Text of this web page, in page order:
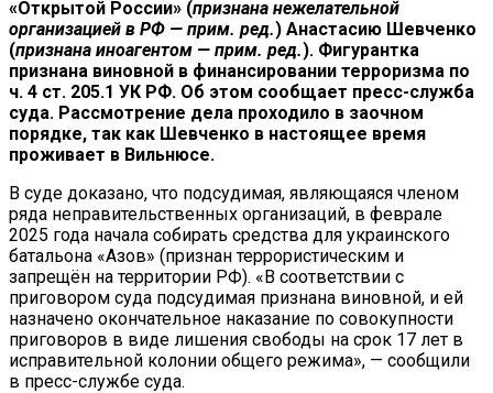
«Открытой России» (признана нежелательной
организацией в РФ — прим. ред.) Анастасию Шевченко
(признана иноагентом — прим. ред.). Фигурантка
признана виновной в финансировании терроризма по
ч. 4 ст. 205.1 УК РФ. Об этом сообщает пресс-служба
суда. Рассмотрение дела проходило в заочном
порядке, так как Шевченко в настоящее время
проживает в Вильнюсе.
В суде доказано, что подсудимая, являющаяся членом
ряда неправительственных организаций, в феврале
2025 года начала собирать средства для украинского
батальона «Азов» (признан террористическим и
запрещён на территории РФ). «В соответствии с
приговором суда подсудимая признана виновной, и ей
назначено окончательное наказание по совокупности
приговоров в виде лишения свободы на срок 17 лет в
исправительной колонии общего режима», — сообщили
в пресс-службе суда.